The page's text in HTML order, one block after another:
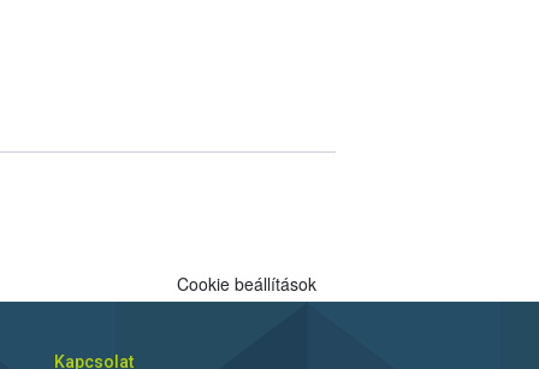
Cookie beállítások
Kapcsolat